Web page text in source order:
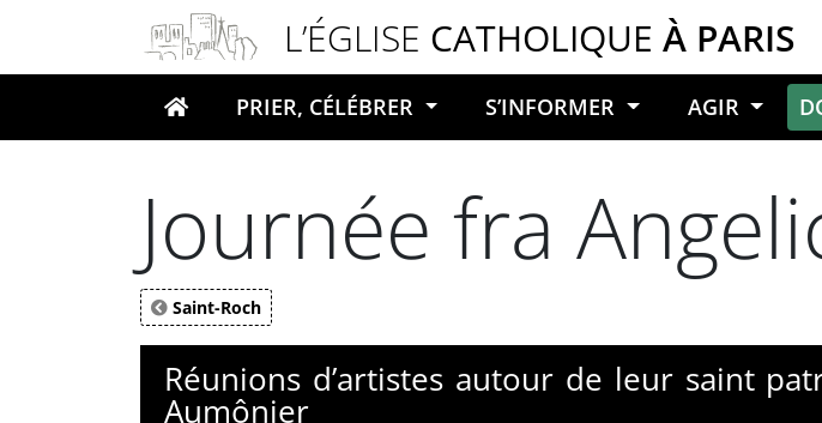
L’ÉGLISE CATHOLIQUE À PARIS
Votre recherche
PRIER, CÉLÉBRER S’INFORMER AGIR
Journée fra
Saint-Roch
Réunions d’artistes autour de leur saint
Aumônier
Panneau de gestion des cookies